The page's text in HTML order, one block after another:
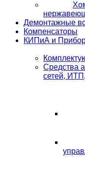
Демонтажные
Компенсаторы
КИПиА и
Средства
сетей,